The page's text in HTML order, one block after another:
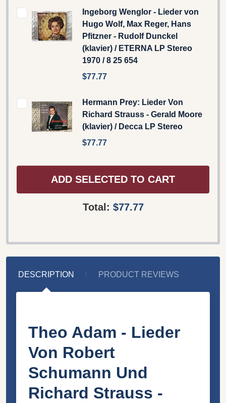
Ingeborg Wenglor - Lieder von
Hugo Wolf, Max Reger, Hans
Pfitzner - Rudolf Dunckel
(klavier) / ETERNA LP Stereo
1970 / 8 25 654
$77.77
Hermann Prey: Lieder Von
Richard Strauss - Gerald Moore
(klavier) / Decca LP Stereo
$77.77
ADD SELECTED TO CART
Total: $77.77
DESCRIPTION PRODUCT REVIEWS
Theo Adam - Lieder
Von Robert
Schumann Und
Richard Strauss -